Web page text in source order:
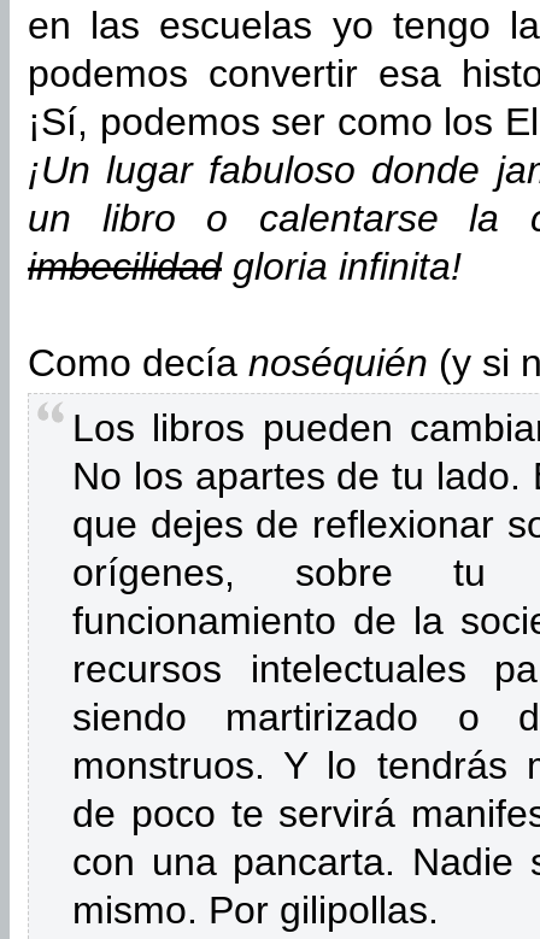
en las escuelas yo tengo
podemos convertir esa
¡Sí, podemos ser como los
¡Un lugar fabuloso donde
un libro o calentarse la
imbecilidadgloria infinita!
Como decía noséquién (y si
Los libros pueden
No los apartes de tu
que dejes de reflexionar
orígenes, sobre tu
funcionamiento de la
recursos intelectuales
siendo martirizado o
monstruos. Y lo tendrás
de poco te servirá
con una pancarta. Nadie
mismo. Por gilipollas.